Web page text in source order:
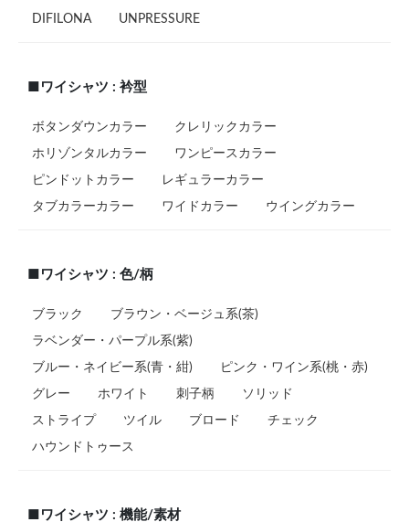
DIFILONA UNPRESSURE
■ワイシャツ : 衿型
ボタンダウンカラー クレリックカラー
ホリゾンタルカラー ワンピースカラー
ピンドットカラー レギュラーカラー
タブカラーカラー ワイドカラー ウイングカラー
■ワイシャツ : 色/柄
ブラック ブラウン・ベージュ系(茶)
ラベンダー・パープル系(紫)
ブルー・ネイビー系(青・紺) ピンク・ワイン系(桃・赤)
グレー ホワイト 刺子柄 ソリッド
ストライプ ツイル ブロード チェック
ハウンドトゥース
■ワイシャツ : 機能/素材